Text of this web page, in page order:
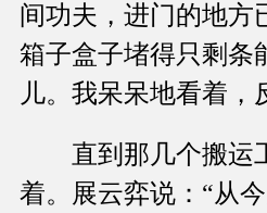
间功夫，进门的地方
箱子盒子堵得只剩条
儿。我呆呆地看着，
直到那几个搬运
着。展云弈说：“从